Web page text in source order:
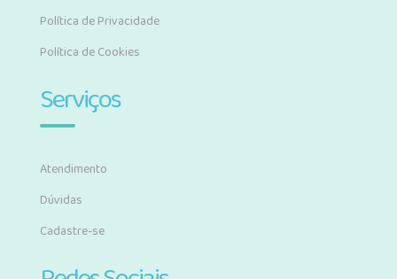
Política de Privacidade
Política de Cookies
Serviços
Atendimento
Dúvidas
Cadastre-se